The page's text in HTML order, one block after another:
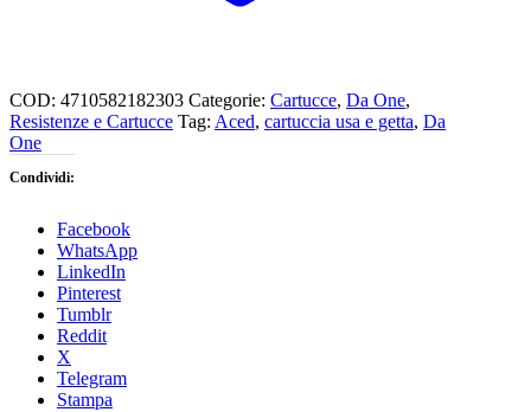
COD: 4710582182303 Categorie: Cartucce, Da One,
Resistenze e Cartucce Tag: Aced, cartuccia usa e getta, Da
One
Condividi:
Facebook
WhatsApp
LinkedIn
Pinterest
Tumblr
Reddit
X
Telegram
Stampa